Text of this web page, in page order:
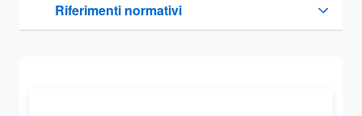
Riferimenti normativi
Sezione compressa